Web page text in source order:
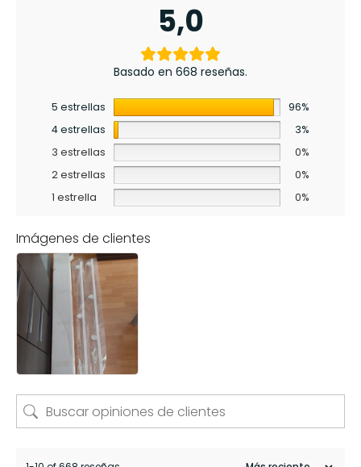
5,0
Basado en 668 reseñas.
5 estrellas
96%
4 estrellas
3%
3 estrellas
0%
2 estrellas
0%
1 estrella
0%
Imágenes de clientes